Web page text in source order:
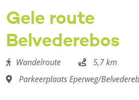
Gele route
Belvederebos
Wandelroute
5,7 km
Parkeerplaats Eperweg/